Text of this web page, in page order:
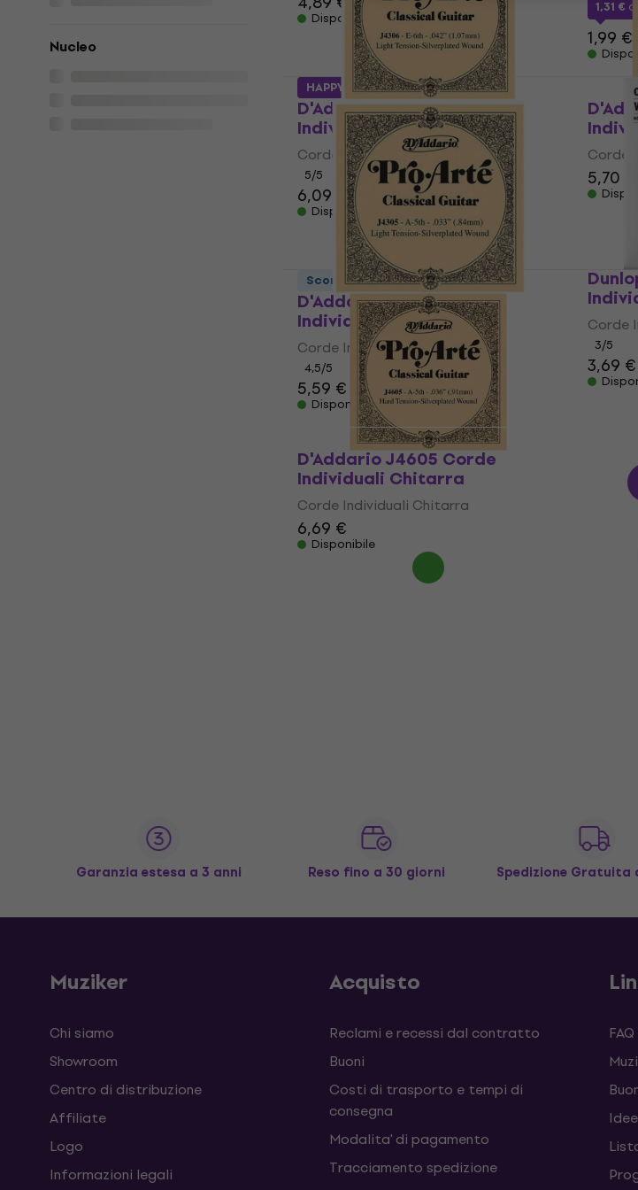
Nucleo
Disponibile
1,31 €
1,99 €
D'Addario J4306 Corde
Individuali Chitarra
Corde Individuali Chitarra
5/5
6,09 €
Disponibile
Corde
5,70 €
HAPPY HOUR
D'Addario J4305 Corde
Individuali Chitarra
Corde Individuali Chitarra
4,5/5
5,59 €
Disponibile
Corde
3/5
3,69 €
Sconto quantità
D'Addario J4605 Corde
Individuali Chitarra
Corde Individuali Chitarra
6,69 €
Disponibile
Garanzia estesa a 3 anni Reso fino a 30 giorni Spedizione Gratuita
Muziker
Chi siamo
Showroom
Centro di distribuzione
Affiliate
Logo
Informazioni legali
Acquisto
Reclami e recessi dal contratto
Buoni
Costi di trasporto e tempi di
consegna
Modalita' di pagamento
Tracciamento spedizione